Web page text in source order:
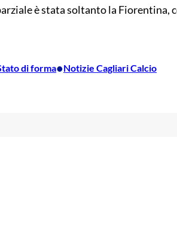
è stata soltanto la Fiorentina,
di forma•Notizie Cagliari Calcio